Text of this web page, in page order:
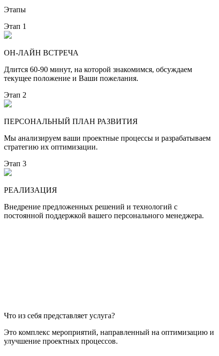
Этапы
Этап 1
ОН-ЛАЙН ВСТРЕЧА
Длится 60-90 минут, на которой знакомимся, обсуждаем
текущее положение и Ваши пожелания.
Этап 2
ПЕРСОНАЛЬНЫЙ ПЛАН РАЗВИТИЯ
Мы анализируем ваши проектные процессы и разрабатываем
стратегию их оптимизации.
Этап 3
РЕАЛИЗАЦИЯ
Внедрение предложенных решений и технологий с
постоянной поддержкой вашего персонального менеджера.
Что из себя представляет услуга?
Это комплекс мероприятий, направленный на оптимизацию и
улучшение проектных процессов.